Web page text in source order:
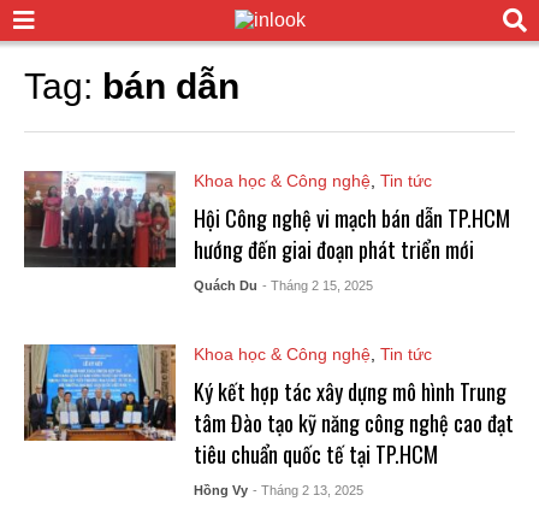
Tag: bán dẫn
Khoa học & Công nghệ, Tin tức
Hội Công nghệ vi mạch bán dẫn TP.HCM
hướng đến giai đoạn phát triển mới
Quách Du - Tháng 2 15, 2025
Khoa học & Công nghệ, Tin tức
Ký kết hợp tác xây dựng mô hình Trung
tâm Đào tạo kỹ năng công nghệ cao đạt
tiêu chuẩn quốc tế tại TP.HCM
Hồng Vy - Tháng 2 13, 2025